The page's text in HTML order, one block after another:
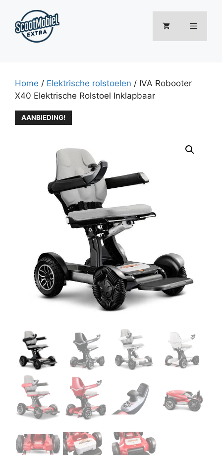
inhoud
Menu
Home / Elektrische rolstoelen / IVA Robooter
X40 Elektrische Rolstoel Inklapbaar
AANBIEDING!